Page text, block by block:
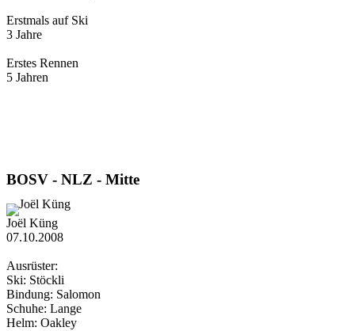
Erstmals auf Ski
3 Jahre
Erstes Rennen
5 Jahren
BOSV - NLZ - Mitte
Joël Küng
07.10.2008
Ausrüster:
Ski: Stöckli
Bindung: Salomon
Schuhe: Lange
Helm: Oakley